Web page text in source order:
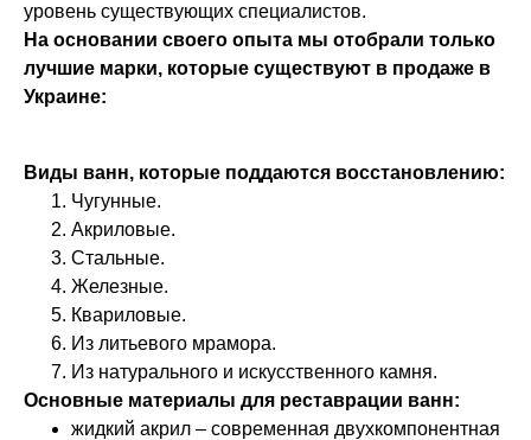
уровень существующих специалистов.
На основании своего опыта мы отобрали только
лучшие марки, которые существуют в продаже в
Украине:
Виды ванн, которые поддаются восстановлению:
Чугунные.
Акриловые.
Стальные.
Железные.
Квариловые.
Из литьевого мрамора.
Из натурального и искусственного камня.
Основные материалы для реставрации ванн:
жидкий акрил – современная двухкомпонентная